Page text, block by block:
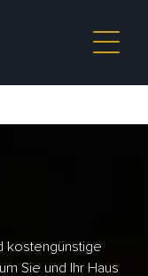
kostengünstige
Sie und Ihr Haus